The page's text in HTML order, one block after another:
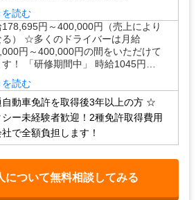
を読む
178,695円～400,000円（売上により
る） ☆多くのドライバーは月給
円～400,000円の間をいただけて
す！ 「研修期間中」 時給1045円…
を読む
自動車免許を取得後3年以上の方 ☆
シー未経験者歓迎！2種免許取得費用
で全額負担します！
について無料相談してみる